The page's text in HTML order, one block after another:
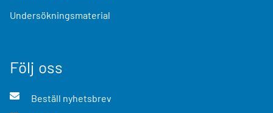
Undersökningsmaterial
Följ oss
Beställ nyhetsbrev